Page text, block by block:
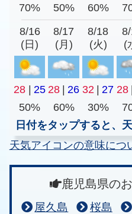
70%
50% 60%
8/16
(日)
8/17
(月)
8/18
(火)
(
28 | 25 28 | 26 32 | 27 28 |
50%
60% 30%
日付をタップすると、
天気アイコンの意味につ
鹿児島県の
屋久島 桜島